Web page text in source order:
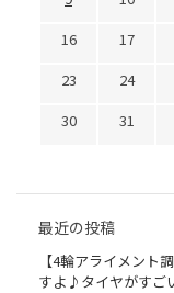
16
17
23
24
30
31
最近の投稿
【4輪アライメント
すよ♪タイヤがすご